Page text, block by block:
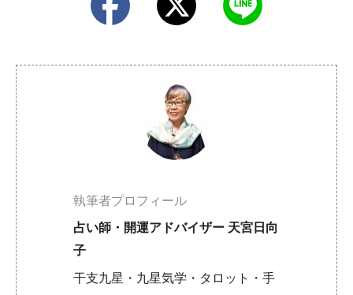
執筆者プロフィール
占い師・開運アドバイザー 天宮日向
子
干支九星・九星気学・タロット・手